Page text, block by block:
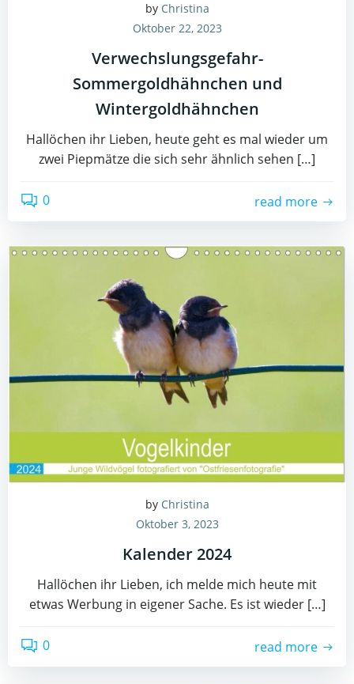
by Christina
Oktober 22, 2023
Verwechslungsgefahr-
Sommergoldhähnchen und
Wintergoldhähnchen
Hallöchen ihr Lieben, heute geht es mal wieder um
zwei Piepmätze die sich sehr ähnlich sehen […]
0 read more
by Christina
Oktober 3, 2023
Kalender 2024
Hallöchen ihr Lieben, ich melde mich heute mit
etwas Werbung in eigener Sache. Es ist wieder […]
0 read more